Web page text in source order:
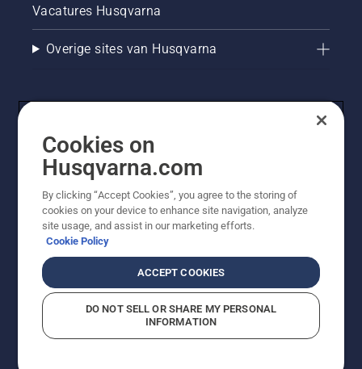
Vacatures Husqvarna
Overige sites van Husqvarna
© Husqvarna AB (publ). Alle rechten voorbehouden. De
getoonde prijzen zijn consumentenadviesprijzen. Alle
tenzij het product beschikbaar is voor directe aankoop.
Cookiebeleid
Imprint
Meld vermoedelijke schendingen
Cookies on
Husqvarna.com
By clicking “Accept Cookies”, you agree to the storing of
cookies on your device to enhance site navigation, analyze
site usage, and assist in our marketing efforts.
Cookie Policy
ACCEPT COOKIES
DO NOT SELL OR SHARE MY PERSONAL
INFORMATION